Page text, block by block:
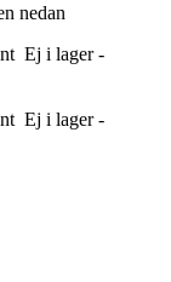
nedan
Ej i lager -
Ej i lager -